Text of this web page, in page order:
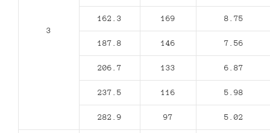
3
162.3 169 8.75
187.8 146 7.56
206.7 133 6.87
237.5 116 5.98
282.9 97 5.02